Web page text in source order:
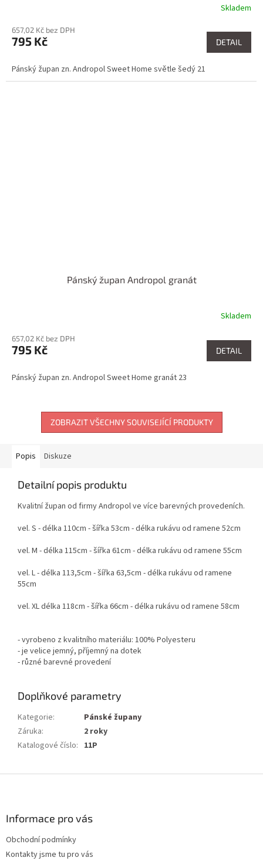
Skladem
657,02 Kč bez DPH
795 Kč DETAIL
Pánský župan zn. Andropol Sweet Home světle šedý 21
Pánský župan Andropol granát
Skladem
657,02 Kč bez DPH
795 Kč DETAIL
Pánský župan zn. Andropol Sweet Home granát 23
ZOBRAZIT VŠECHNY SOUVISEJÍCÍ PRODUKTY
Popis Diskuze
Detailní popis produktu
Kvalitní župan od firmy Andropol ve více barevných provedeních.
vel. S - délka 110cm - šířka 53cm - délka rukávu od ramene 52cm
vel. M - délka 115cm - šířka 61cm - délka rukávu od ramene 55cm
vel. L - délka 113,5cm - šířka 63,5cm - délka rukávu od ramene
55cm
vel. XL délka 118cm - šířka 66cm - délka rukávu od ramene 58cm
- vyrobeno z kvalitního materiálu: 100% Polyesteru
- je velice jemný, příjemný na dotek
- různé barevné provedení
Doplňkové parametry
Kategorie:
Pánské župany
Záruka:
2 roky
Katalogové číslo: 11P
Informace pro vás
Obchodní podmínky
Kontakty jsme tu pro vás